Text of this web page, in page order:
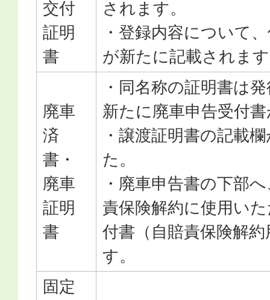
交付
証明
書
されます。
・登録内容について
が新たに記載されま
廃車
済
書・
廃車
証明
書
・同名称の証明書は
新たに廃車申告受付
・譲渡証明書の記載
た。
・廃車申告書の下部
責保険解約に使用い
付書（自賠責保険解
す。
固定